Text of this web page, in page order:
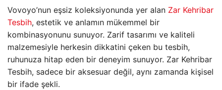
Vovoyo’nun eşsiz koleksiyonunda yer alan Zar Kehribar
Tesbih, estetik ve anlamın mükemmel bir
kombinasyonunu sunuyor. Zarif tasarımı ve kaliteli
malzemesiyle herkesin dikkatini çeken bu tesbih,
ruhunuza hitap eden bir deneyim sunuyor. Zar Kehribar
Tesbih, sadece bir aksesuar değil, aynı zamanda kişisel
bir ifade şekli.